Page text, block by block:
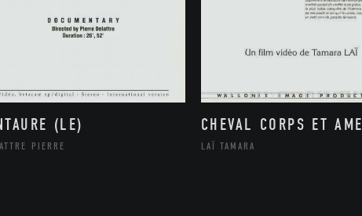
(LE)
PIERRE
CHEVAL CORPS ET AME
LAÏ TAMARA